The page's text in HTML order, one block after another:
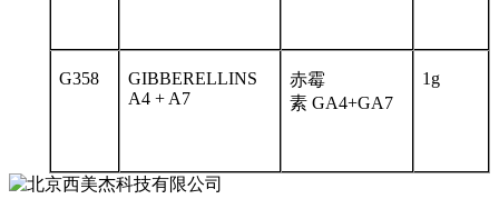
G358
GIBBERELLINS
A4 + A7
赤霉
素GA4+GA7
1g